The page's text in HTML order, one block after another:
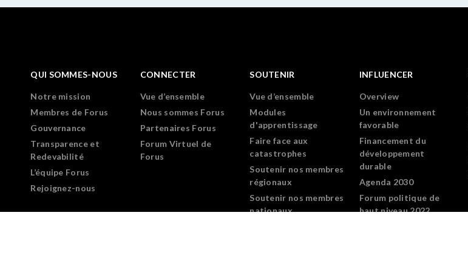
QUI SOMMES-NOUS
Notre mission
Membres de Forus
Gouvernance
Transparence et
Redevabilité
L’équipe Forus
Rejoignez-nous
CONNECTER
Vue d’ensemble
Nous sommes Forus
Partenaires Forus
Forum Virtuel de
Forus
SOUTENIR
Vue d’ensemble
Modules
d'apprentissage
Faire face aux
catastrophes
Soutenir nos membres
régionaux
Soutenir nos membres
nationaux
INFLUENCER
Overview
Un environnement
favorable
Financement du
développement
durable
Agenda 2030
Forum politique de
haut niveau 2022